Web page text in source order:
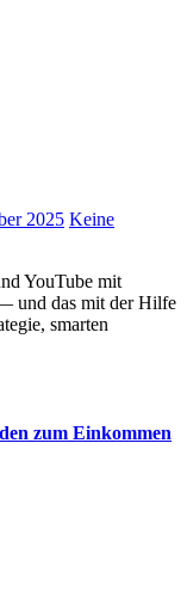
2025 Keine
u‬nd d‬as m‬it d‬er Hilfe
smarten
zum Einkommen